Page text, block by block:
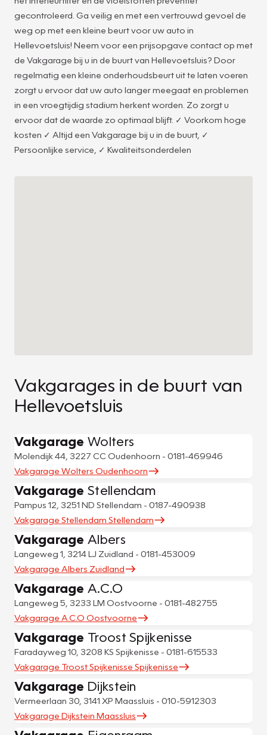
gecontroleerd. Ga veilig en met een vertrouwd gevoel de
weg op met een kleine beurt voor uw auto in
Hellevoetsluis! Neem voor een prijsopgave contact op met
de Vakgarage bij u in de buurt van Hellevoetsluis? Door
regelmatig een kleine onderhoudsbeurt uit te laten voeren
zorgt u ervoor dat uw auto langer meegaat en problemen
in een vroegtijdig stadium herkent worden. Zo zorgt u
ervoor dat de waarde zo optimaal blijft. ✓ Voorkom hoge
kosten ✓ Altijd een Vakgarage bij u in de buurt, ✓
Persoonlijke service, ✓ Kwaliteitsonderdelen
20
Vakgarages in de buurt van
Hellevoetsluis
Vakgarage Wolters
Molendijk 44, 3227 CC Oudenhoorn - 0181-469946
Vakgarage Wolters Oudenhoorn
Vakgarage Stellendam
Pampus 12, 3251 ND Stellendam - 0187-490938
Vakgarage Stellendam Stellendam
Vakgarage Albers
Langeweg 1, 3214 LJ Zuidland - 0181-453009
Vakgarage Albers Zuidland
Vakgarage A.C.O
Langeweg 5, 3233 LM Oostvoorne - 0181-482755
Vakgarage A.C.O Oostvoorne
Vakgarage Troost Spijkenisse
Faradayweg 10, 3208 KS Spijkenisse - 0181-615533
Vakgarage Troost Spijkenisse Spijkenisse
Vakgarage Dijkstein
Vermeerlaan 30, 3141 XP Maassluis - 010-5912303
Vakgarage Dijkstein Maassluis